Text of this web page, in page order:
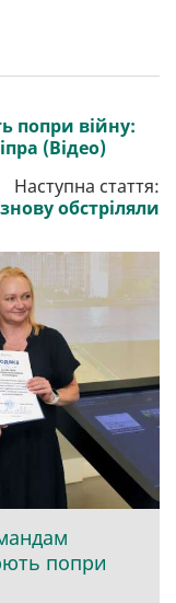
попри війну:
(Відео)
Наступна стаття:
обстріляли
попри